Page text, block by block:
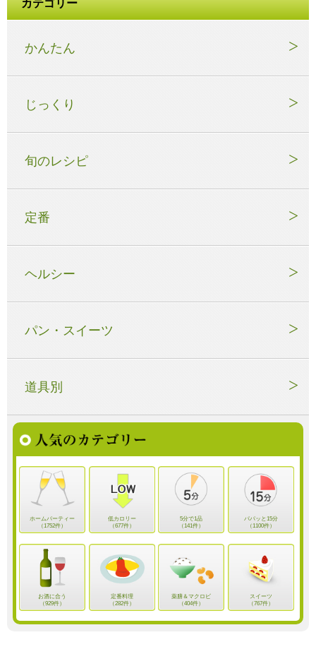
カテゴリー
かんたん
じっくり
旬のレシピ
定番
ヘルシー
パン・スイーツ
道具別
ホームパーティー
（1752件）
低カロリー
（677件）
5分で1品
（141件）
パパッと15分
（1100件）
お酒に合う
（929件）
定番料理
（282件）
薬膳＆マクロビ
（404件）
スイーツ
（767件）